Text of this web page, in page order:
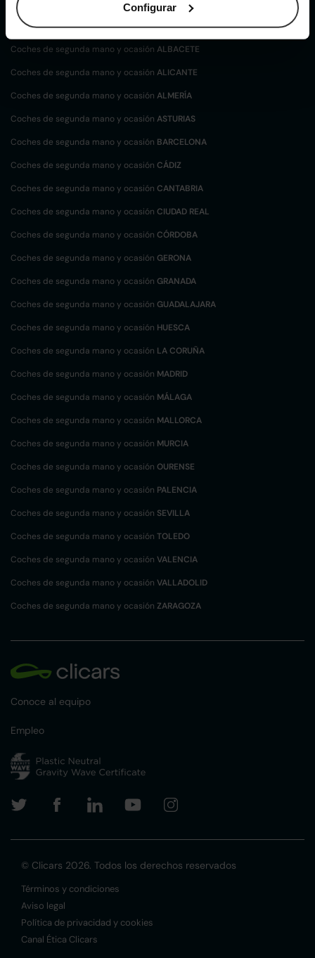
Configurar
Coches de segunda mano y ocasión por
localización
Coches de segunda mano y ocasión ALBACETE
Coches de segunda mano y ocasión ALICANTE
Coches de segunda mano y ocasión ALMERÍA
Coches de segunda mano y ocasión ASTURIAS
Coches de segunda mano y ocasión BARCELONA
Coches de segunda mano y ocasión CÁDIZ
Coches de segunda mano y ocasión CANTABRIA
Coches de segunda mano y ocasión CIUDAD REAL
Coches de segunda mano y ocasión CÓRDOBA
Coches de segunda mano y ocasión GERONA
Coches de segunda mano y ocasión GRANADA
Coches de segunda mano y ocasión GUADALAJARA
Coches de segunda mano y ocasión HUESCA
Coches de segunda mano y ocasión LA CORUÑA
Coches de segunda mano y ocasión MADRID
Coches de segunda mano y ocasión MÁLAGA
Coches de segunda mano y ocasión MALLORCA
Coches de segunda mano y ocasión MURCIA
Coches de segunda mano y ocasión OURENSE
Coches de segunda mano y ocasión PALENCIA
Coches de segunda mano y ocasión SEVILLA
Coches de segunda mano y ocasión TOLEDO
Coches de segunda mano y ocasión VALENCIA
Coches de segunda mano y ocasión VALLADOLID
Coches de segunda mano y ocasión ZARAGOZA
Conoce al equipo
Empleo
© Clicars 2026. Todos los derechos reservados
Términos y condiciones
Aviso legal
Política de privacidad y cookies
Canal Ética Clicars